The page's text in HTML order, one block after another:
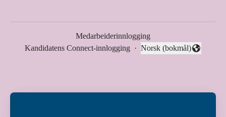
Medarbeiderinnlogging
Kandidatens Connect-innlogging ·
Endre språk
Norsk (bokmål)